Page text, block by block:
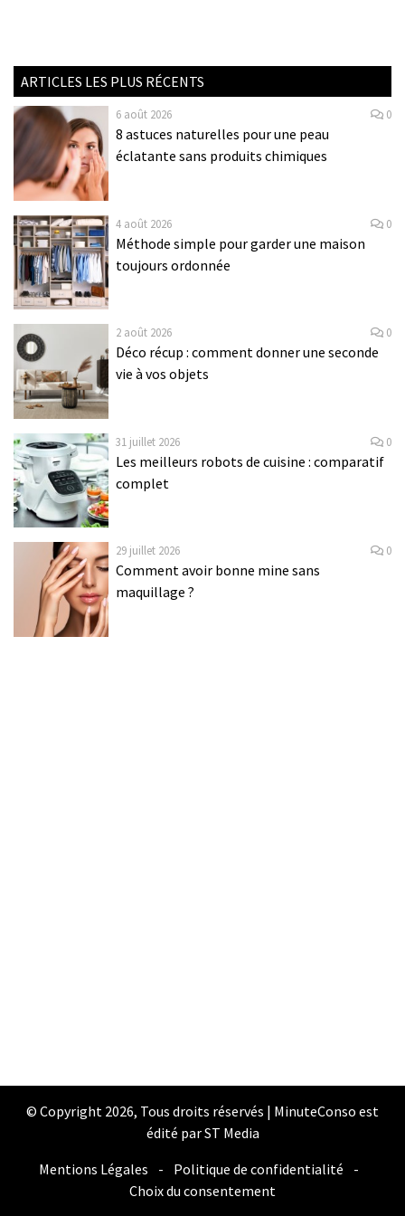
ARTICLES LES PLUS RÉCENTS
6 août 2026 0
8 astuces naturelles pour une peau
éclatante sans produits chimiques
4 août 2026 0
Méthode simple pour garder une maison
toujours ordonnée
2 août 2026 0
Déco récup : comment donner une seconde
vie à vos objets
31 juillet 2026 0
Les meilleurs robots de cuisine : comparatif
complet
29 juillet 2026 0
Comment avoir bonne mine sans
maquillage ?
© Copyright 2026, Tous droits réservés | MinuteConso est
édité par ST Media
Mentions Légales
- Politique de confidentialité
-
Choix du consentement